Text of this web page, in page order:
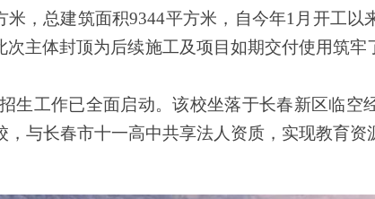
，总建筑面积9344平方米，自今年1月开工
主体封顶为后续施工及项目如期交付使用筑
工作已全面启动。该校坐落于长春新区临空
与长春市十一高中共享法人资质，实现教育资